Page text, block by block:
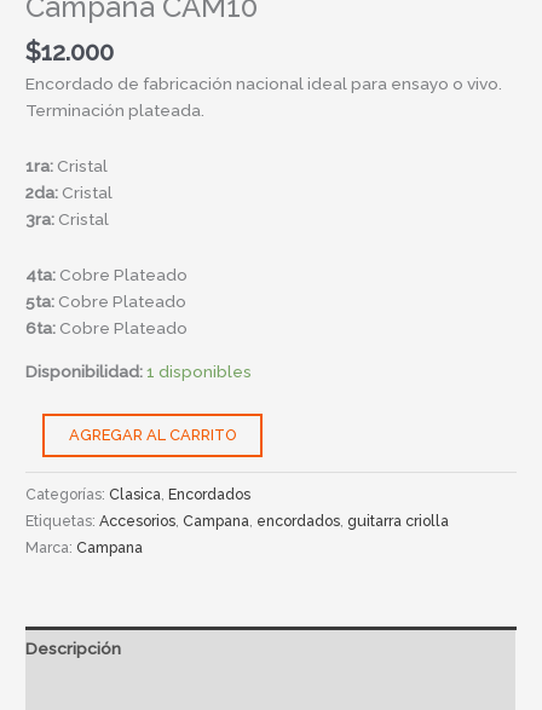
Campana CAM10
$12.000
Encordado de fabricación nacional ideal para ensayo o vivo.
Terminación plateada.
1ra: Cristal
2da: Cristal
3ra: Cristal
4ta: Cobre Plateado
5ta: Cobre Plateado
6ta: Cobre Plateado
Disponibilidad:1 disponibles
AGREGAR AL CARRITO
Categorías: Clasica ,Encordados
Etiquetas:Accesorios Campana encordados guitarra criolla
Marca: Campana
Descripción